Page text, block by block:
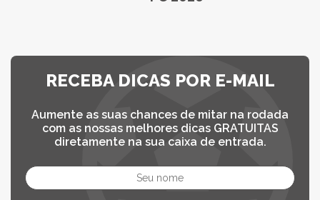
RECEBA DICAS POR E-MAIL
Aumente as suas chances de mitar na rodada
com as nossas melhores dicas GRATUITAS
diretamente na sua caixa de entrada.